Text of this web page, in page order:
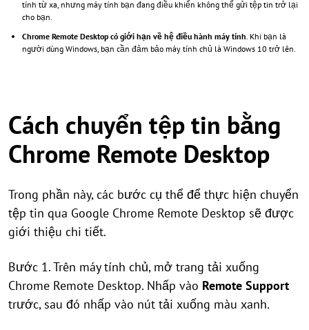
tính từ xa, nhưng máy tính bạn đang điều khiển không thể gửi tệp tin trở lại
cho bạn.
Chrome Remote Desktop có giới hạn về hệ điều hành máy tính. Khi bạn là
người dùng Windows, bạn cần đảm bảo máy tính chủ là Windows 10 trở lên.
Cách chuyển tệp tin bằng
Chrome Remote Desktop
Trong phần này, các bước cụ thể để thực hiện chuyển
tệp tin qua Google Chrome Remote Desktop sẽ được
giới thiệu chi tiết.
Bước 1. Trên máy tính chủ, mở trang tải xuống
Chrome Remote Desktop. Nhấp vào Remote Support
trước, sau đó nhấp vào nút tải xuống màu xanh.